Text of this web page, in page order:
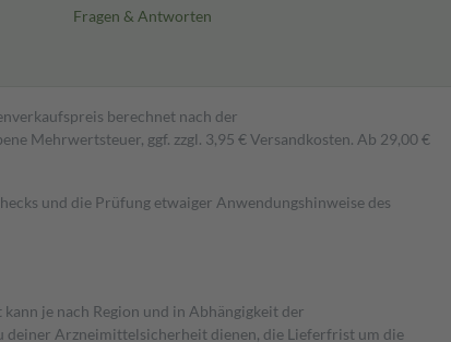
Fragen & Antworten
berechnet nach der
Mehrwertsteuer, ggf. zzgl. 3,95 € Versandkosten. Ab 29,00 €
und die Prüfung etwaiger Anwendungshinweise des
je nach Region und in Abhängigkeit der
deiner Arzneimittelsicherheit dienen, die Lieferfrist um die